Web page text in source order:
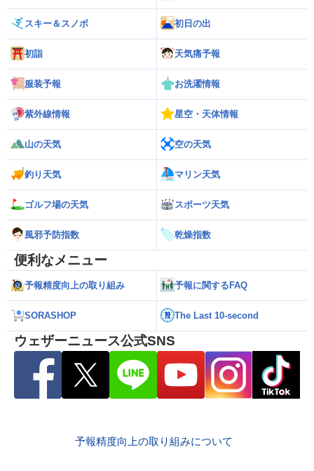
スキー＆スノボ 初日の出
初詣 天気痛予報
服装予報 お洗濯情報
紫外線情報 星空・天体情報
山の天気 空の天気
釣り天気 マリン天気
ゴルフ場の天気 スポーツ天気
風邪予防指数 乾燥指数
便利なメニュー
予報精度向上の取り組み 予報に関するFAQ
SORASHOP The Last 10-second
ウェザーニュース公式SNS
予報精度向上の取り組みについて